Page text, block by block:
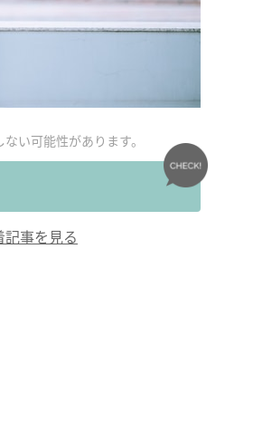
い可能性があります。
記事を見る